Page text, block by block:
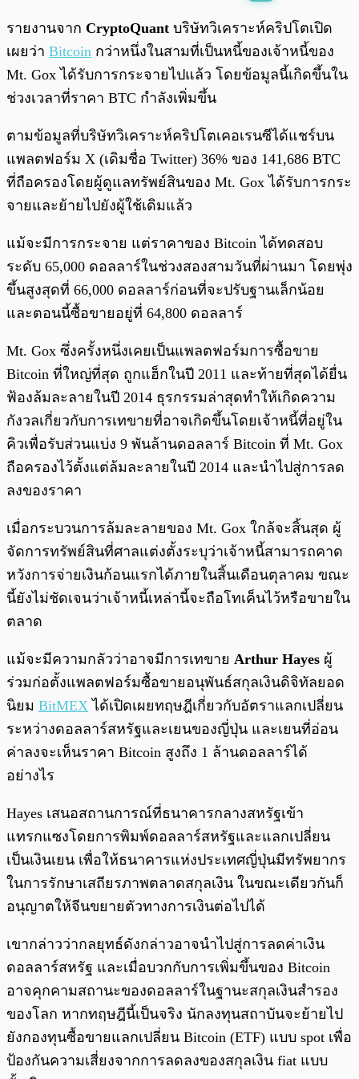
0:00 / 0:00
รายงานจาก CryptoQuant บริษัทวิเคราะห์คริปโตเปิด
เผยว่า Bitcoin กว่าหนึ่งในสามที่เป็นหนี้ของเจ้าหนี้ของ
Mt. Gox ได้รับการกระจายไปแล้ว โดยข้อมูลนี้เกิดขึ้นใน
ช่วงเวลาที่ราคา BTC กำลังเพิ่มขึ้น
ตามข้อมูลที่บริษัทวิเคราะห์คริปโตเคอเรนซีได้แชร์บน
แพลตฟอร์ม X (เดิมชื่อ Twitter) 36% ของ 141,686 BTC
ที่ถือครองโดยผู้ดูแลทรัพย์สินของ Mt. Gox ได้รับการกระ
จายและย้ายไปยังผู้ใช้เดิมแล้ว
แม้จะมีการกระจาย แต่ราคาของ Bitcoin ได้ทดสอบ
ระดับ 65,000 ดอลลาร์ในช่วงสองสามวันที่ผ่านมา โดยพุ่ง
ขึ้นสูงสุดที่ 66,000 ดอลลาร์ก่อนที่จะปรับฐานเล็กน้อย
และตอนนี้ซื้อขายอยู่ที่ 64,800 ดอลลาร์
Mt. Gox ซึ่งครั้งหนึ่งเคยเป็นแพลตฟอร์มการซื้อขาย
Bitcoin ที่ใหญ่ที่สุด ถูกแฮ็กในปี 2011 และท้ายที่สุดได้ยื่น
ฟ้องล้มละลายในปี 2014 ธุรกรรมล่าสุดทำให้เกิดความ
กังวลเกี่ยวกับการเทขายที่อาจเกิดขึ้นโดยเจ้าหนี้ที่อยู่ใน
คิวเพื่อรับส่วนแบ่ง 9 พันล้านดอลลาร์ Bitcoin ที่ Mt. Gox
ถือครองไว้ตั้งแต่ล้มละลายในปี 2014 และนำไปสู่การลด
ลงของราคา
เมื่อกระบวนการล้มละลายของ Mt. Gox ใกล้จะสิ้นสุด ผู้
จัดการทรัพย์สินที่ศาลแต่งตั้งระบุว่าเจ้าหนี้สามารถคาด
หวังการจ่ายเงินก้อนแรกได้ภายในสิ้นเดือนตุลาคม ขณะ
นี้ยังไม่ชัดเจนว่าเจ้าหนี้เหล่านี้จะถือโทเค็นไว้หรือขายใน
ตลาด
แม้จะมีความกลัวว่าอาจมีการเทขาย Arthur Hayes ผู้
ร่วมก่อตั้งแพลตฟอร์มซื้อขายอนุพันธ์สกุลเงินดิจิทัลยอด
นิยม BitMEX ได้เปิดเผยทฤษฎีเกี่ยวกับอัตราแลกเปลี่ยน
ระหว่างดอลลาร์สหรัฐและเยนของญี่ปุ่น และเยนที่อ่อน
ค่าลงจะเห็นราคา Bitcoin สูงถึง 1 ล้านดอลลาร์ได้
อย่างไร
Hayes เสนอสถานการณ์ที่ธนาคารกลางสหรัฐเข้า
แทรกแซงโดยการพิมพ์ดอลลาร์สหรัฐและแลกเปลี่ยน
เป็นเงินเยน เพื่อให้ธนาคารแห่งประเทศญี่ปุ่นมีทรัพยากร
ในการรักษาเสถียรภาพตลาดสกุลเงิน ในขณะเดียวกันก็
อนุญาตให้จีนขยายตัวทางการเงินต่อไปได้
เขากล่าวว่ากลยุทธ์ดังกล่าวอาจนำไปสู่การลดค่าเงิน
ดอลลาร์สหรัฐ และเมื่อบวกกับการเพิ่มขึ้นของ Bitcoin
อาจคุกคามสถานะของดอลลาร์ในฐานะสกุลเงินสำรอง
ของโลก หากทฤษฎีนี้เป็นจริง นักลงทุนสถาบันจะย้ายไป
ยังกองทุนซื้อขายแลกเปลี่ยน Bitcoin (ETF) แบบ spot เพื่อ
ป้องกันความเสี่ยงจากการลดลงของสกุลเงิน fiat แบบ